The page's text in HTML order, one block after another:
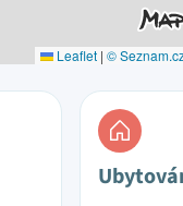
Leaflet | ©